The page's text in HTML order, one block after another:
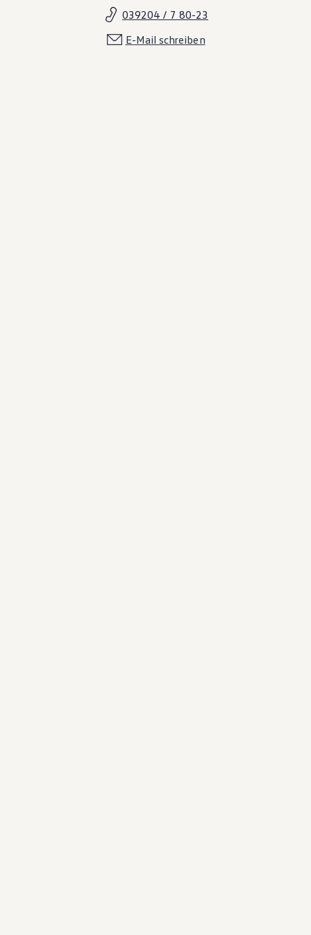
039204 / 7 80-23
E-Mail schreiben